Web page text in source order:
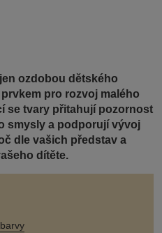
ozdobou dětského
pro rozvoj malého
se tvary přitahují pozornost
smysly a podporují vývoj
dle vašich představ a
dítěte.